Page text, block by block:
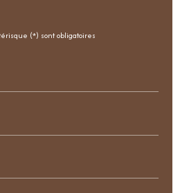
(*) sont obligatoires